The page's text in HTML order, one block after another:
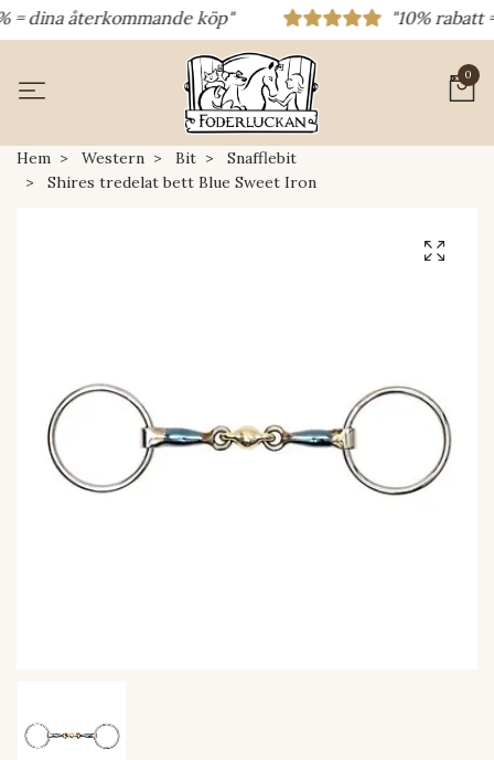
dina återkommande köp" "10% rabatt =
0
Hem Western Bit
Snafflebit
Shires tredelat bett Blue Sweet Iron